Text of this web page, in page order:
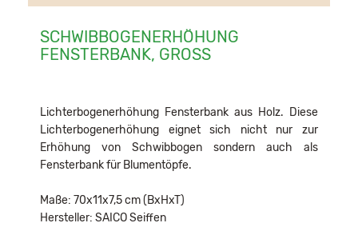
SCHWIBBOGENERHÖHUNG
FENSTERBANK, GROSS
Lichterbogenerhöhung Fensterbank aus Holz. Diese
Lichterbogenerhöhung eignet sich nicht nur zur
Erhöhung von Schwibbogen sondern auch als
Fensterbank für Blumentöpfe.
Maße: 70x11x7,5 cm (BxHxT)
Hersteller: SAICO Seiffen